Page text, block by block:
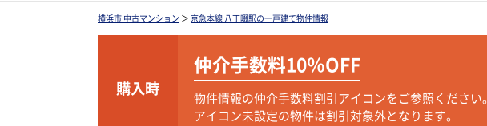
横浜市 中古マンション ＞ 京急本線 八丁畷駅の一戸建て物件情報
購入時
仲介手数料10％OFF
物件情報の仲介手数料割引アイコンをご参照ください。
アイコン未設定の物件は割引対象外となります。